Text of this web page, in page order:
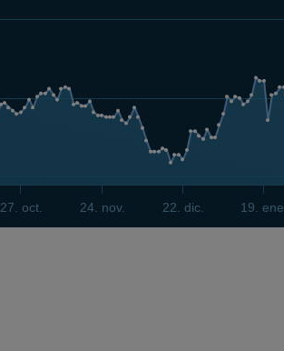
27. oct. 24. nov. 22. dic. 19. ene.